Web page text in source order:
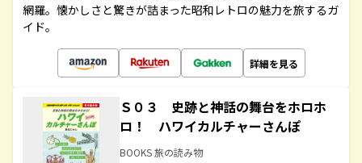
網羅。懐かしさと驚きが詰まった昭和レトロの魅力を旅するガ
イド。
詳細を見る
Ｓ０３ 史跡と神話の舞台をホロホ
ロ！ ハワイカルチャーさんぽ
BOOKS 旅の読み物